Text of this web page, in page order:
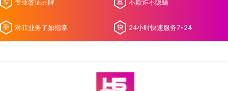
专业签证品牌 不欺诈不隐瞒
对菲业务了如指掌 24小时快速服务7*24